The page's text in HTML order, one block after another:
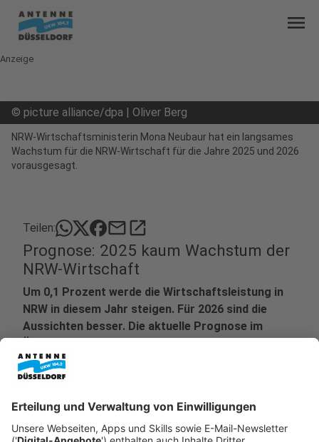
menu
Anzeige
© picture alliance/dpa | Oliver Berg
NRW-Wirtschaftsministerin Mona Neubaur hat ein langsames
Wachstum für die NRW-Wirtschaft für die Jahre 2025 und 2026
vorausgesagt.
Teilen: mailopen_in_new
Prognose: 2025 kaum Wachstum der
NRW-Wirtschaft
Um 0,1 Prozent werde die Wirtschaftsleistung in
NRW in diesem Jahr steigen. Für 2026 sind die
Aussichten besser. Die aktuelle Prognose im
Veröffentlicht:
Anzeige